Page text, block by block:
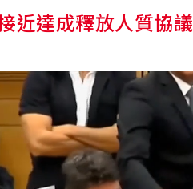
近達成釋放人質協議